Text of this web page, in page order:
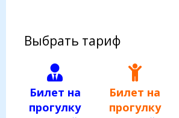
Выбрать тариф
Билет на
прогулку
Билет на
прогулку